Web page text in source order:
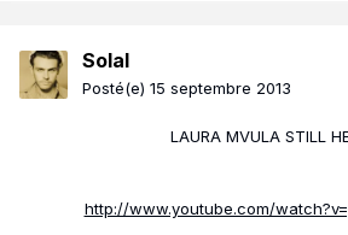
Solal
Posté(e) 15 septembre 2013
LAURA MVULA STILL
http://www.youtube.com/